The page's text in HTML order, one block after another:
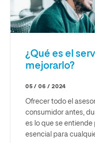
¿Qué es el
mejorarlo?
05 / 06 / 2024
Ofrecer todo el
consumidor antes,
es lo que se
esencial para